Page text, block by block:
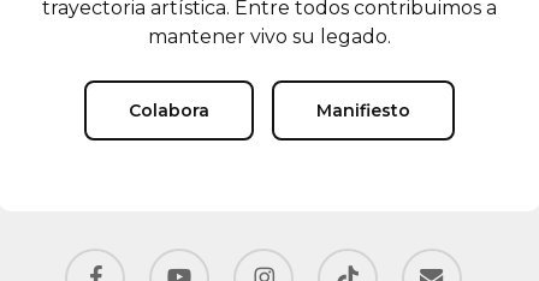
trayectoria artística. Entre todos contribuimos a
mantener vivo su legado.
Colabora Manifiesto
facebook youtube instagram tiktok email